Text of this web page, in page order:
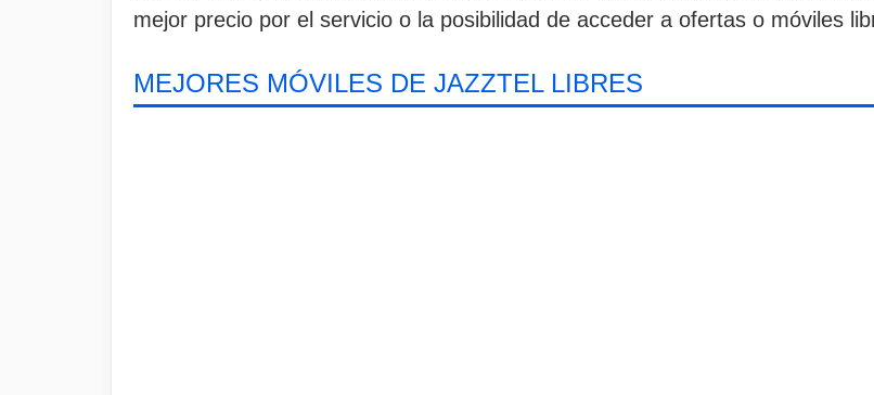
mejor precio por el servicio o la posibilidad de acceder a ofertas o móviles
MEJORES MÓVILES DE JAZZTEL LIBRES